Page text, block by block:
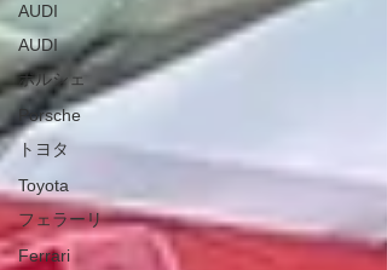
AUDI
AUDI
ポルシェ
Porsche
トヨタ
Toyota
フェラーリ
Ferrari